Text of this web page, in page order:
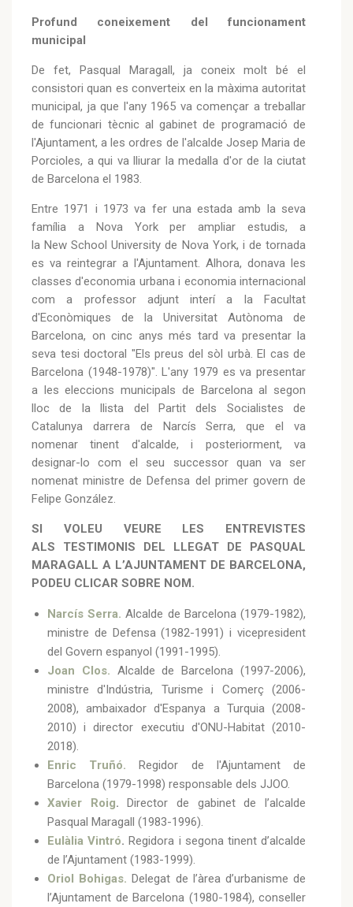
Profund coneixement del funcionament
municipal
De fet, Pasqual Maragall, ja coneix molt bé el
consistori quan es converteix en la màxima autoritat
municipal, ja que l'any 1965 va començar a treballar
de funcionari tècnic al gabinet de programació de
l'Ajuntament, a les ordres de l'alcalde Josep Maria de
Porcioles, a qui va lliurar la medalla d'or de la ciutat
de Barcelona el 1983.
Entre 1971 i 1973 va fer una estada amb la seva
família a Nova York per ampliar estudis, a
la New School University de Nova York, i de tornada
es va reintegrar a l'Ajuntament. Alhora, donava les
classes d'economia urbana i economia internacional
com a professor adjunt interí a la Facultat
d'Econòmiques de la Universitat Autònoma de
Barcelona, on cinc anys més tard va presentar la
seva tesi doctoral "Els preus del sòl urbà. El cas de
Barcelona (1948-1978)". L'any 1979 es va presentar
a les eleccions municipals de Barcelona al segon
lloc de la llista del Partit dels Socialistes de
Catalunya darrera de Narcís Serra, que el va
nomenar tinent d'alcalde, i posteriorment, va
designar-lo com el seu successor quan va ser
nomenat ministre de Defensa del primer govern de
Felipe González.
SI VOLEU VEURE LES ENTREVISTES
ALS TESTIMONIS DEL LLEGAT DE PASQUAL
MARAGALL A L’AJUNTAMENT DE BARCELONA,
PODEU CLICAR SOBRE NOM.
Narcís Serra. Alcalde de Barcelona (1979-1982),
ministre de Defensa (1982-1991) i vicepresident
del Govern espanyol (1991-1995).
Joan Clos. Alcalde de Barcelona (1997-2006),
ministre d'Indústria, Turisme i Comerç (2006-
2008), ambaixador d'Espanya a Turquia (2008-
2010) i director executiu d'ONU-Habitat (2010-
2018).
Enric Truñó.
Regidor de l'Ajuntament de
Barcelona (1979-1998) responsable dels JJOO.
Xavier Roig. Director de gabinet de l’alcalde
Pasqual Maragall (1983-1996).
Eulàlia Vintró.Regidora i segona tinent d’alcalde
de l’Ajuntament (1983-1999).
Oriol Bohigas. Delegat de l’àrea d’urbanisme de
l’Ajuntament de Barcelona (1980-1984), conseller